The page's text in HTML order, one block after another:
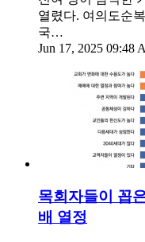
열렸다. 여의도순
국…
Jun 17, 2025 09:48
목회자들이 꼽
배 열정